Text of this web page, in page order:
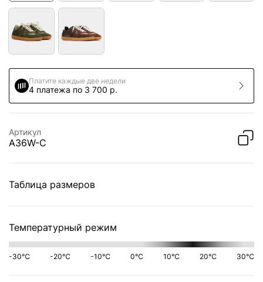
Платите каждые две недели
4 платежа по 3 700 р.
Артикул
A36W-C
Таблица размеров
Температурный режим
-30℃ -20℃ -10℃ 0℃ 10℃ 20℃ 30℃